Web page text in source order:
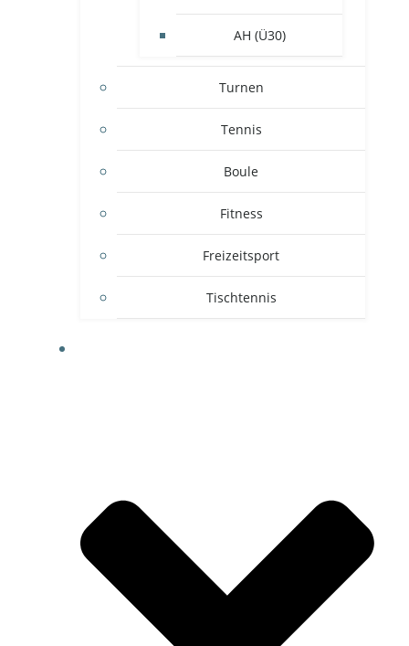
AH (Ü30)
Turnen
Tennis
Boule
Fitness
Freizeitsport
Tischtennis